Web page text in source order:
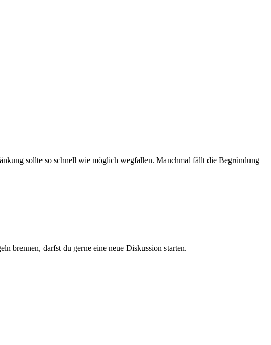
sollte so schnell wie möglich wegfallen. Manchmal fällt die Begründung
brennen, darfst du gerne eine neue Diskussion starten.